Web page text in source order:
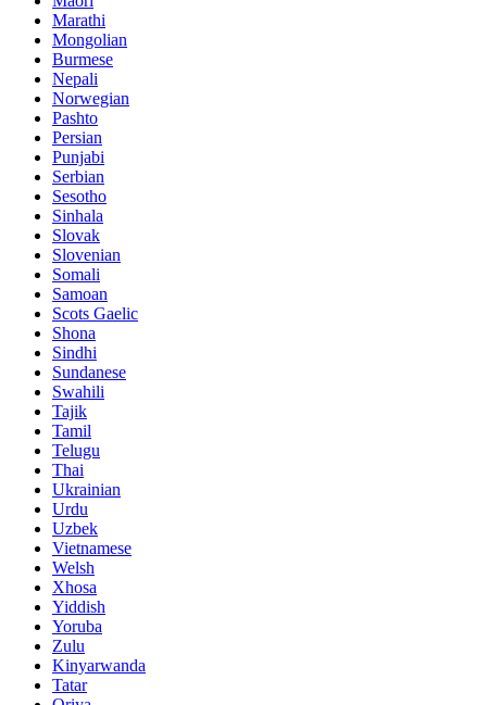
Marathi
Mongolian
Burmese
Nepali
Norwegian
Pashto
Persian
Punjabi
Serbian
Sesotho
Sinhala
Slovak
Slovenian
Somali
Samoan
Scots Gaelic
Shona
Sindhi
Sundanese
Swahili
Tajik
Tamil
Telugu
Thai
Ukrainian
Urdu
Uzbek
Vietnamese
Welsh
Xhosa
Yiddish
Yoruba
Zulu
Kinyarwanda
Tatar